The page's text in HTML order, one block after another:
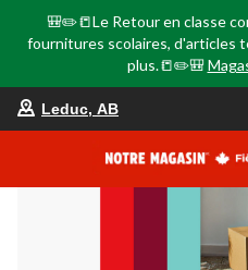
🎒✏️📒Le Retour en classe
fournitures scolaires, d'articles
plus.📒✏️🎒
Leduc, AB